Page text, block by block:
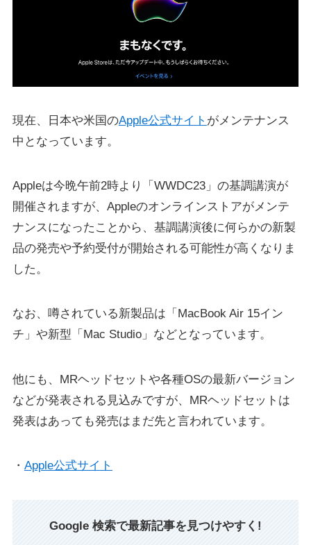
現在、日本や米国のApple公式サイト がメンテナンス
中となっています。
Appleは今晩午前2時より「WWDC23」の基調講演が
開催されますが、Appleのオンラインストアがメンテ
ナンスになったことから、基調講演後に何らかの新製
品の発売や予約受付が開始される可能性が高くなりま
した。
なお、噂されている新製品は「MacBook Air 15イン
チ」や新型「Mac Studio」などとなっています。
他にも、MRヘッドセットや各種OSの最新バージョン
などが発表される見込みですが、MRヘッドセットは
発表はあっても発売はまだ先と言われています。
・ Apple公式サイト
Google 検索で最新記事を見つけやすく!